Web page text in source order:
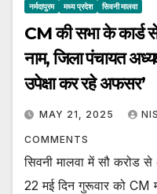
नर्मदापुरम मध्य प्रदेश सिवनी मालवा
CM की सभा के कार्ड
नाम, जिला पंचायत
उपेक्षा कर रहे अफसर’
MAY 21, 2025
COMMENTS
सिवनी मालवा में सौ करोड से
22 मई दिन गुरूवार को CM